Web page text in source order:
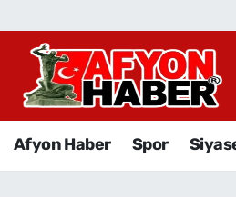
Afyon Haber Spor
Afyon Haber